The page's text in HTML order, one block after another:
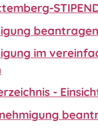
beantragen
im
-